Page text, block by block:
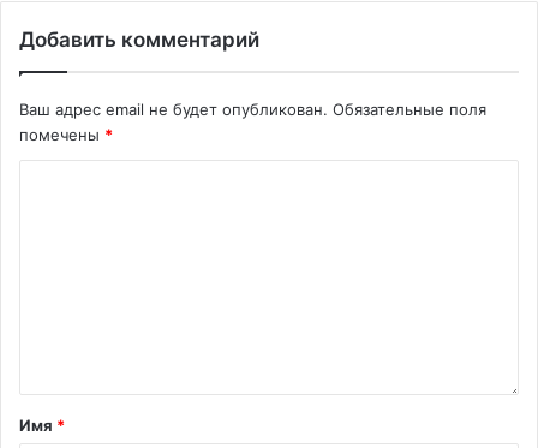
Добавить комментарий
Ваш адрес email не будет опубликован. Обязательные поля
помечены *
Имя *